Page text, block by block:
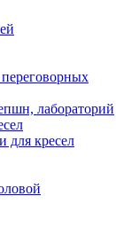
лабораторий
для кресел